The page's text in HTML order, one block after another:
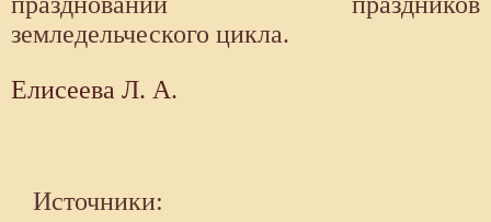
земледельческого цикла.
Елисеева Л. А.
Источники: